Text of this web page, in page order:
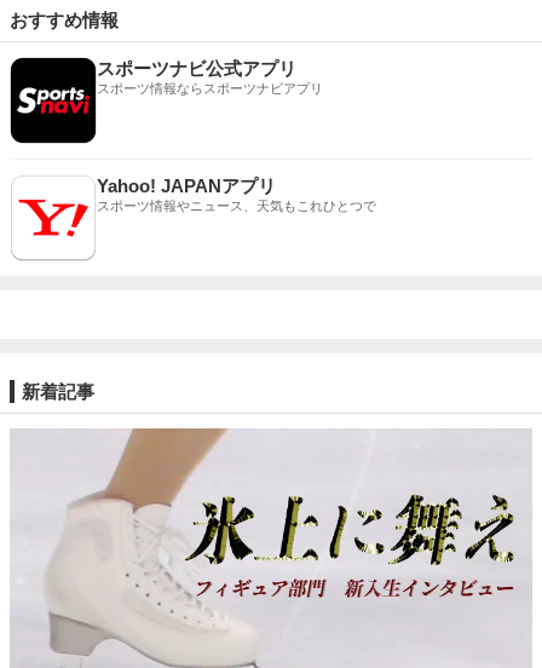
おすすめ情報
スポーツナビ公式アプリ
スポーツ情報ならスポーツナビアプリ
Yahoo! JAPANアプリ
スポーツ情報やニュース、天気もこれひとつで
新着記事